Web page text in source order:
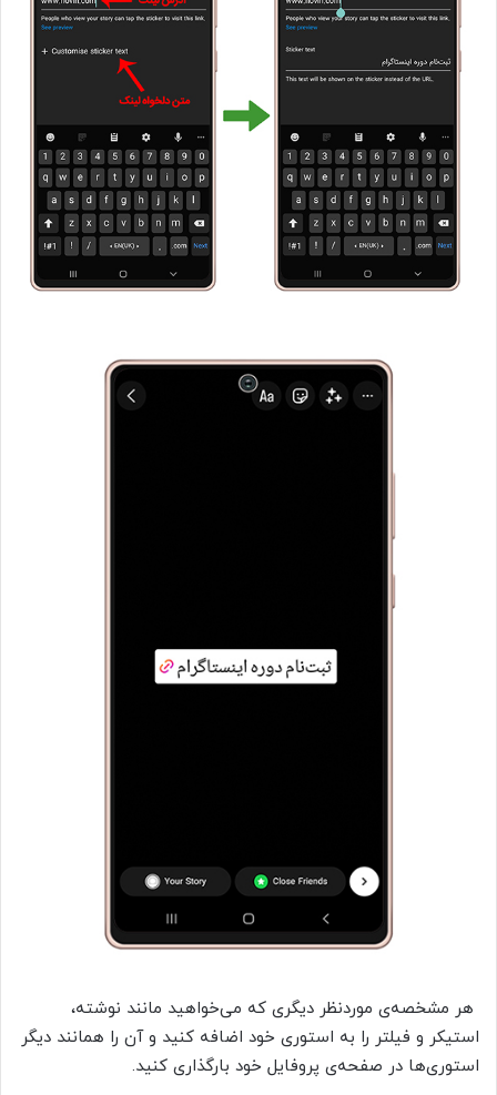
هر مشخصه‌ی موردنظر دیگری که می‌خواهید مانند نوشته،
استیکر و فیلتر را به استوری خود اضافه کنید و آن را همانند دیگر
استوری‌ها در صفحه‌ی پروفایل خود بارگذاری کنید.